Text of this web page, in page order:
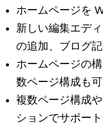
ホームページを
新しい編集エデ
の追加、ブログ
ホームページの
数ページ構成も
複数ページ構成
ションでサポート